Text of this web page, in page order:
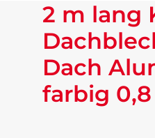
2 m lang
Dach
farbig